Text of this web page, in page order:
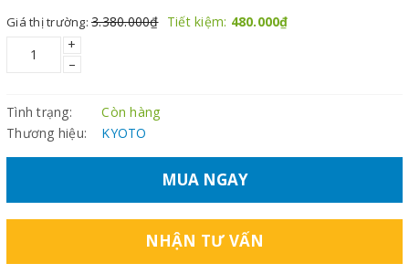
Giá thị trường: 3.380.000₫ Tiết kiệm: 480.000₫
+
–
Tình trạng:
Còn hàng
Thương hiệu:
KYOTO
MUA NGAY
NHẬN TƯ VẤN